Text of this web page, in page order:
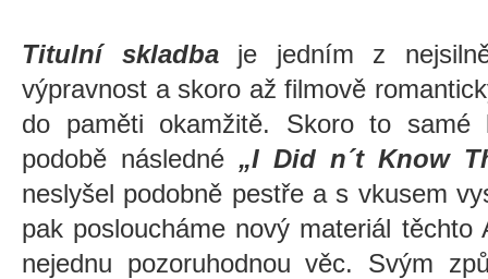
Titulní skladbaje jedním z
výpravnost a skoro až filmově
do paměti okamžitě. Skoro to
podobě následné „I Did n´t Know
neslyšel podobně pestře a s vkusem
pak posloucháme nový materiál těchto
nejednu pozoruhodnou věc. Svým